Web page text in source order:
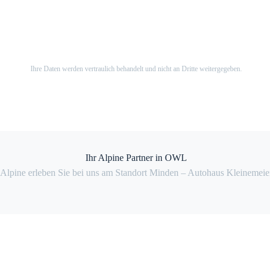
Ihre Daten werden vertraulich behandelt und nicht an Dritte weitergegeben.
Ihr Alpine Partner in OWL
Alpine erleben Sie bei uns am Standort Minden – Autohaus